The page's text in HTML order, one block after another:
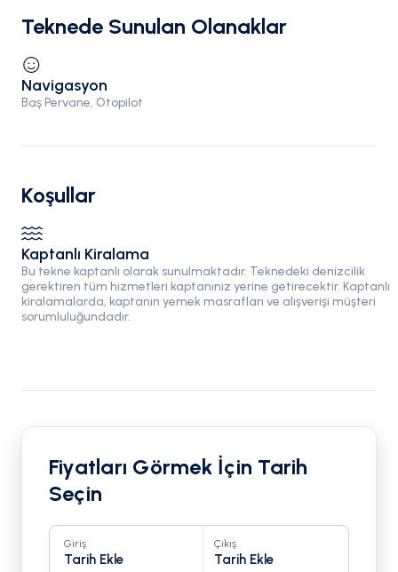
Teknede Sunulan Olanaklar
Navigasyon
Baş Pervane, Otopilot
Koşullar
Kaptanlı Kiralama
Bu tekne kaptanlı olarak sunulmaktadır. Teknedeki denizcilik
gerektiren tüm hizmetleri kaptanınız yerine getirecektir. Kaptanlı
kiralamalarda, kaptanın yemek masrafları ve alışverişi müşteri
sorumluluğundadır.
Fiyatları Görmek İçin Tarih
Seçin
Giriş
Tarih Ekle
Çıkış
Tarih Ekle